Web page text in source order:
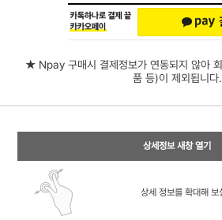
★ Npay 구매시 결제정보가 연동되지 않아
품 등)이 제외됩니다.
상세정보 새창 열기
상세 정보를 확대해 보